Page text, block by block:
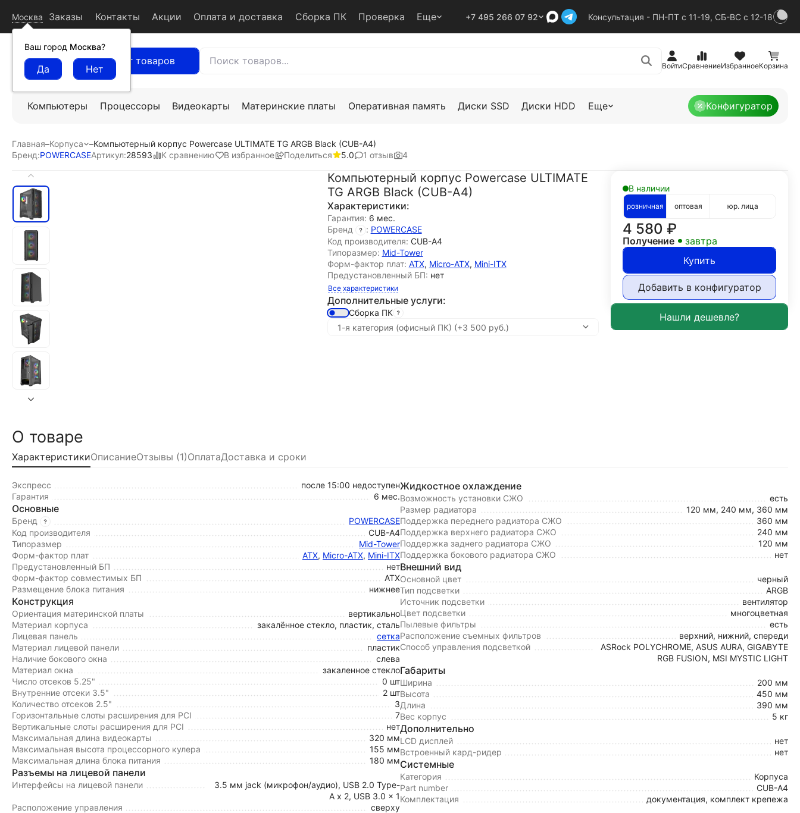
Москва
Ваш город Москва?
Заказы Контакты Акции Оплата и доставка Сборка ПК Проверка Еще +7 495 266 07 92 Консультация - ПН-ПТ с 11-19, СБ-ВС с 12-18
Каталог товаров ВойтиСравнениеИзбранноеКорзина
Компьютеры Процессоры Видеокарты Материнские платы Оперативная память Диски SSD Диски HDD Еще Конфигуратор
Главная–Корпуса –Компьютерный корпус Powercase ULTIMATE TG ARGB Black (CUB-A4)
Бренд:POWERCASEАртикул:28593 К сравнению В избранное Поделиться 5.0 1 отзыв 4
Компьютерный корпус Powercase ULTIMATE
TG ARGB Black (CUB-A4)
Характеристики:
Гарантия: 6 мес.
Бренд
: POWERCASE
Код производителя: CUB-A4
Типоразмер: Mid-Tower
Форм-фактор плат: ATX, Micro-ATX, Mini-ITX
Предустановленный БП: нет
Все характеристики
Дополнительные услуги:
Сборка ПК
В наличии
розничная оптовая юр. лица
4 580 ₽
Получение
завтра
Купить
Добавить в конфигуратор
О товаре
ХарактеристикиОписаниеОтзывы (1)ОплатаДоставка и сроки
Экспресс
после 15:00 недоступен
Гарантия
6 мес.
Основные
Бренд
POWERCASE
Код производителя
CUB-A4
Типоразмер
Mid-Tower
Форм-фактор плат
ATX, Micro-ATX, Mini-ITX
Предустановленный БП
нет
Форм-фактор совместимых БП
ATX
Размещение блока питания
нижнее
Конструкция
Ориентация материнской платы
вертикально
Материал корпуса
закалённое стекло, пластик, сталь
Лицевая панель
сетка
Материал лицевой панели
пластик
Наличие бокового окна
слева
Материал окна
закаленное стекло
Число отсеков 5.25"
0 шт
Внутренние отсеки 3.5"
2 шт
Количество отсеков 2.5"
3
Горизонтальные слоты расширения для PCI
7
Вертикальные слоты расширения для PCI
нет
Максимальная длина видеокарты
320 мм
Максимальная высота процессорного кулера
155 мм
Максимальная длина блока питания
180 мм
Разъемы на лицевой панели
Интерфейсы на лицевой панели
3.5 мм jack (микрофон/аудио), USB 2.0 Type-
A x 2, USB 3.0 x 1
Расположение управления
сверху
Жидкостное охлаждение
Возможность установки СЖО
есть
Размер радиатора
120 мм, 240 мм, 360 мм
Поддержка переднего радиатора СЖО
360 мм
Поддержка верхнего радиатора СЖО
240 мм
Поддержка заднего радиатора СЖО
120 мм
Поддержка бокового радиатора СЖО
нет
Внешний вид
Основной цвет
черный
Тип подсветки
ARGB
Источник подсветки
вентилятор
Цвет подсветки
многоцветная
Пылевые фильтры
есть
Расположение съемных фильтров
верхний, нижний, спереди
Способ управления подсветкой
ASRock POLYCHROME, ASUS AURA, GIGABYTE
RGB FUSION, MSI MYSTIC LIGHT
Габариты
Ширина
200 мм
Высота
450 мм
Длина
390 мм
Вес корпус
5 кг
Дополнительно
LCD дисплей
нет
Встроенный кард-ридер
нет
Системные
Категория
Корпуса
Part number
CUB-A4
Комплектация
документация, комплект крепежа